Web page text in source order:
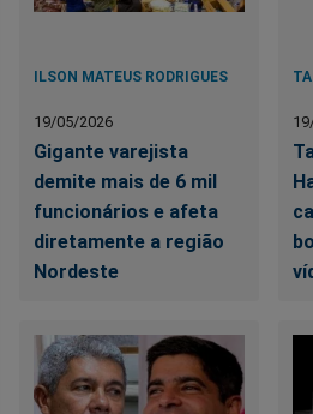
ILSON MATEUS RODRIGUES
19/05/2026
Gigante varejista
demite mais de 6 mil
funcionários e afeta
diretamente a região
Nordeste